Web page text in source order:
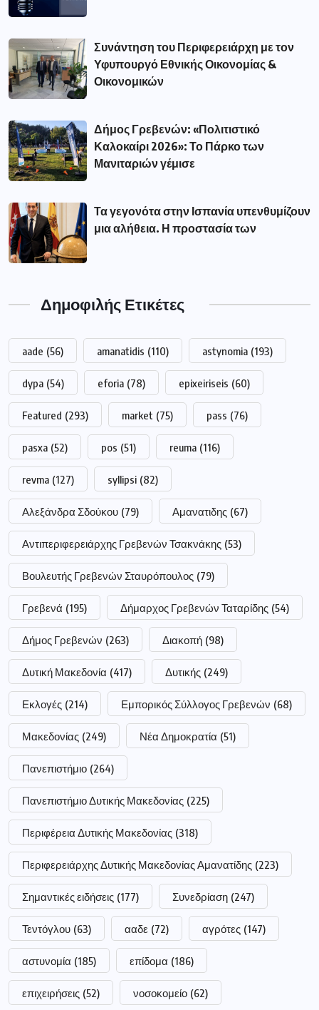
Συνάντηση του Περιφερειάρχη με τον
Υφυπουργό Εθνικής Οικονομίας &
Οικονομικών
Δήμος Γρεβενών: «Πολιτιστικό
Καλοκαίρι 2026»: Το Πάρκο των
Μανιταριών γέμισε
Τα γεγονότα στην Ισπανία υπενθυμίζουν
μια αλήθεια. Η προστασία των
Δημοφιλής Ετικέτες
aade (56) amanatidis (110) astynomia (193)
dypa (54) eforia (78) epixeiriseis (60)
Featured (293) market (75) pass (76)
pasxa (52) pos (51) reuma (116)
revma (127) syllipsi (82)
Αλεξάνδρα Σδούκου (79) Αμανατιδης (67)
Αντιπεριφερειάρχης Γρεβενών Τσακνάκης (53)
Βουλευτής Γρεβενών Σταυρόπουλος (79)
Γρεβενά (195) Δήμαρχος Γρεβενών Ταταρίδης (54)
Δήμος Γρεβενών (263) Διακοπή (98)
Δυτική Μακεδονία (417) Δυτικής (249)
Εκλογές (214) Εμπορικός Σύλλογος Γρεβενών (68)
Μακεδονίας (249) Νέα Δημοκρατία (51)
Πανεπιστήμιο (264)
Πανεπιστήμιο Δυτικής Μακεδονίας (225)
Περιφέρεια Δυτικής Μακεδονίας (318)
Περιφερειάρχης Δυτικής Μακεδονίας Αμανατίδης (223)
Σημαντικές ειδήσεις (177) Συνεδρίαση (247)
Τεντόγλου (63) ααδε (72) αγρότες (147)
αστυνομία (185) επίδομα (186)
επιχειρήσεις (52) νοσοκομείο (62)